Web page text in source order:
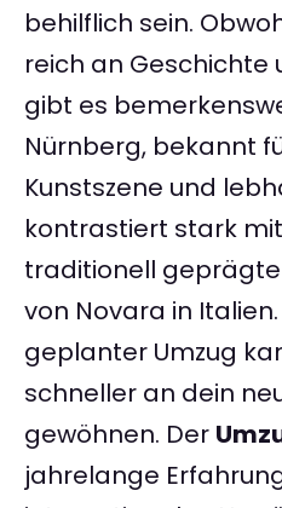
behilflich sein.
reich an Geschichte
gibt es
Nürnberg, bekannt
Kunstszene und
kontrastiert stark
traditionell
von Novara in
geplanter Umzug
schneller an dein
gewöhnen. Der
jahrelange